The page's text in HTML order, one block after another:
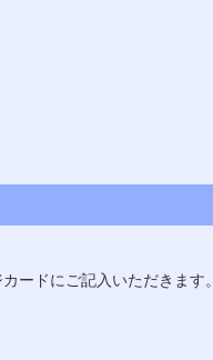
ードにご記入いただきます。